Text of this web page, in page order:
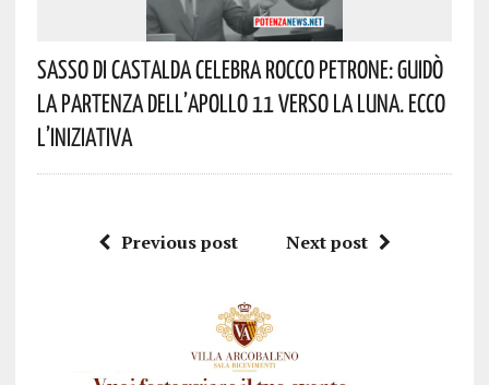
Sasso Di Castalda Celebra Rocco Petrone: Guidò
La Partenza Dell’Apollo 11 Verso La Luna. Ecco
L’iniziativa
Previous post Next post